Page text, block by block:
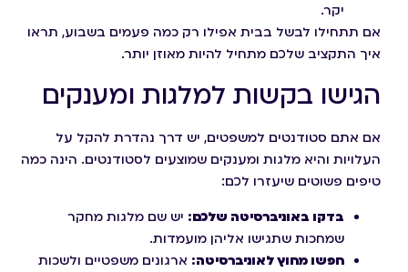
יקר.
אם תתחילו לבשל בבית אפילו רק כמה פעמים בשבוע, תראו
איך התקציב שלכם מתחיל להיות מאוזן יותר.
הגישו בקשות למלגות ומענקים
אם אתם סטודנטים למשפטים, יש דרך נהדרת להקל על
העלויות והיא מלגות ומענקים שמוצעים לסטודנטים. הינה כמה
טיפים פשוטים שיעזרו לכם:
בדקו באוניברסיטה שלכם: יש שם מלגות מחקר
שמחכות שתגישו אליהן מועמדות.
חפשו מחוץ לאוניברסיטה: ארגונים משפטיים ולשכות